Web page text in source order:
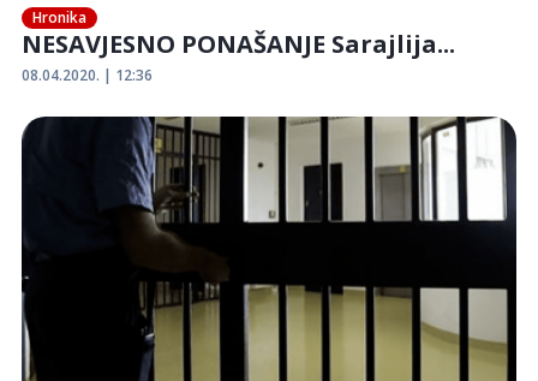
Hronika
NESAVJESNO PONAŠANJE Sarajlija...
08.04.2020. | 12:36